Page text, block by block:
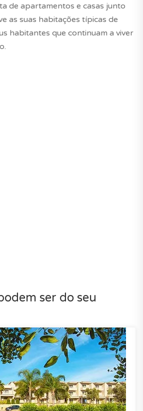
de apartamentos e casas junto
as suas habitações típicas de
habitantes que continuam a viver
ser do seu